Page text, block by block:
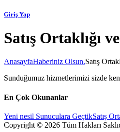
Giriş Yap
Satış Ortaklığı
AnasayfaHaberiniz Olsun.Satış
Sunduğumuz hizmetlerimizi sizde
En Çok Okunanlar
Yeni nesil Sunuculara GeçtikSatış
Copyright © 2026 Tüm Hakları